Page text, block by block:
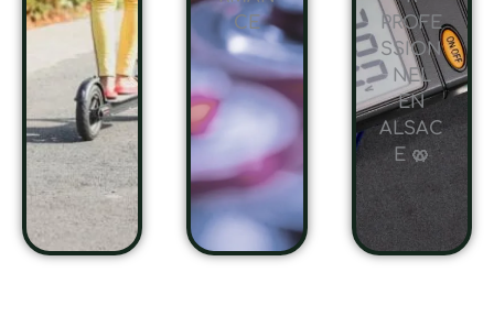
CE
PROFE
SSION
NEL
EN
ALSAC
E 🥨